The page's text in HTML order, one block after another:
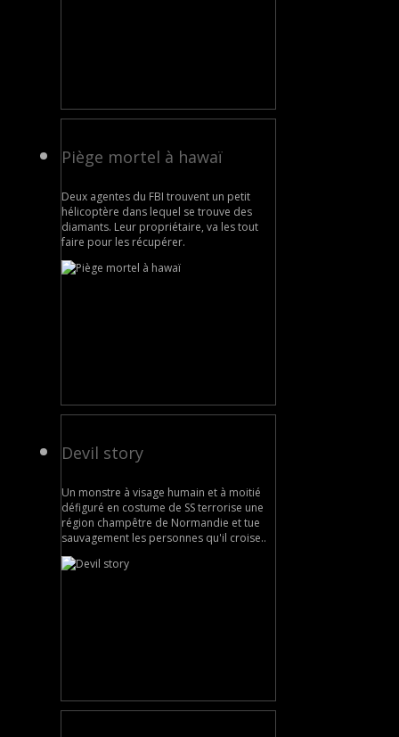
Piège mortel à hawaï
Deux agentes du FBI trouvent un petit
hélicoptère dans lequel se trouve des
diamants. Leur propriétaire, va les tout
faire pour les récupérer.
Devil story
Un monstre à visage humain et à moitié
défiguré en costume de SS terrorise une
région champêtre de Normandie et tue
sauvagement les personnes qu'il croise..